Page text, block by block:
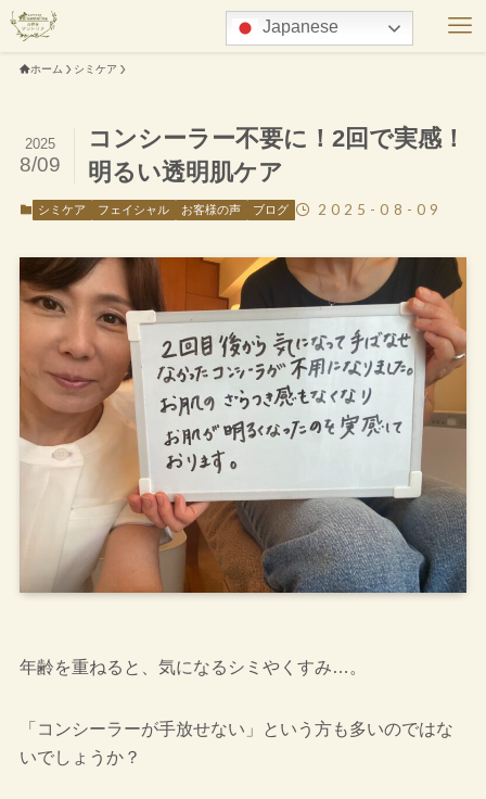
ホーム シミケア
コンシーラー不要に！2回で実感！
明るい透明肌ケア
2025
8/09
シミケア フェイシャル お客様の声 ブログ 2025-08-09
年齢を重ねると、気になるシミやくすみ…。
「コンシーラーが手放せない」という方も多いのではな
いでしょうか？
Japanese